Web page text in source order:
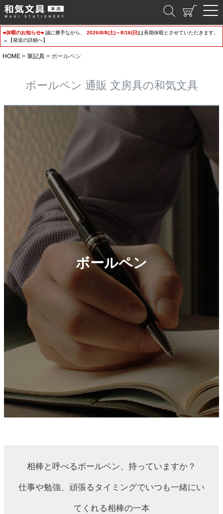
■休暇のお知らせ■ 誠に勝手ながら、 2026/8/8(土)～8/16(日)は長期休暇とさせていただきます。
→【発送の詳細へ】
HOME 筆記具 ボールペン
ボールペン 通販 文房具の和気文具
ボールペン
相棒と呼べるボールペン、持っていますか？
仕事や勉強、頑張るタイミングでいつも一緒にい
てくれる相棒の一本